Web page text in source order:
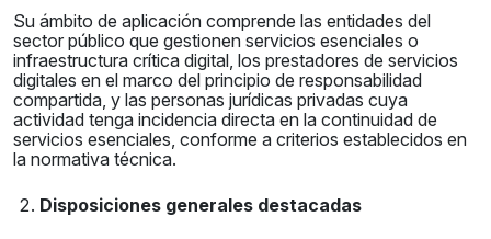
Su ámbito de aplicación comprende las entidades del
sector público que gestionen servicios esenciales o
infraestructura crítica digital, los prestadores de servicios
digitales en el marco del principio de responsabilidad
compartida, y las personas jurídicas privadas cuya
actividad tenga incidencia directa en la continuidad de
servicios esenciales, conforme a criterios establecidos en
la normativa técnica.
Disposiciones generales destacadas